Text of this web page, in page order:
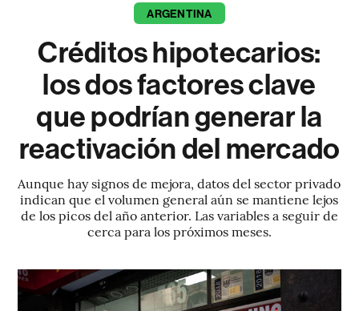
ARGENTINA
Créditos hipotecarios:
los dos factores clave
que podrían generar la
reactivación del mercado
Aunque hay signos de mejora, datos del sector privado
indican que el volumen general aún se mantiene lejos
de los picos del año anterior. Las variables a seguir de
cerca para los próximos meses.